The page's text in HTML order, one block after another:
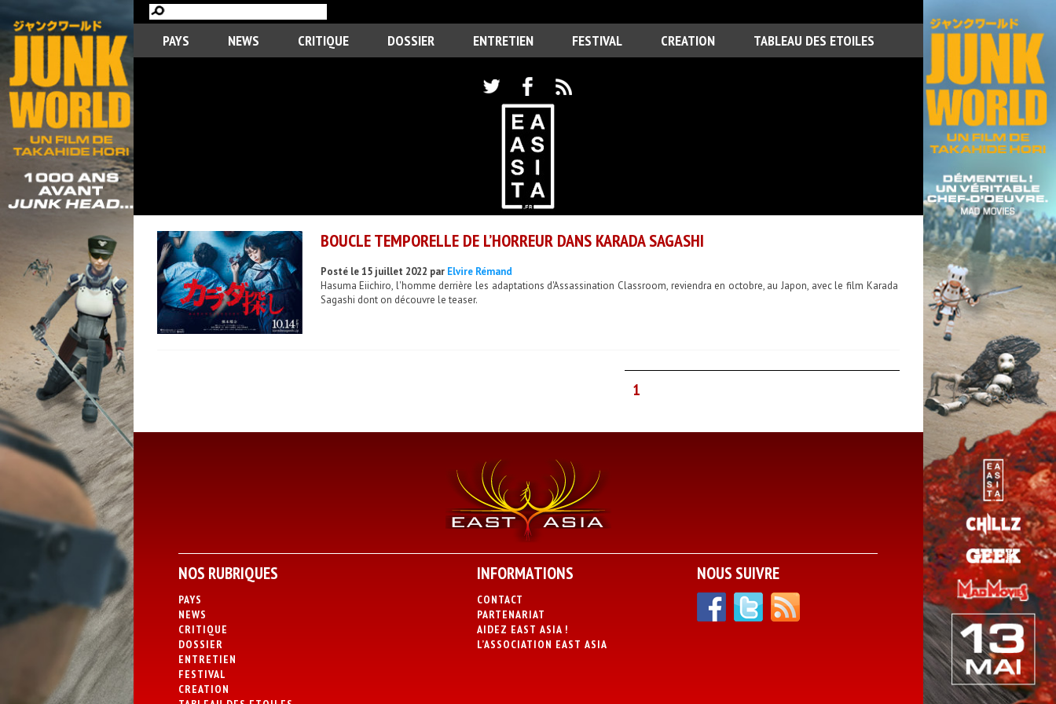
PAYS NEWS CRITIQUE DOSSIER ENTRETIEN FESTIVAL CREATION TABLEAU DES ETOILES
BOUCLE TEMPORELLE DE L’HORREUR DANS KARADA SAGASHI
Posté le 15 juillet 2022 par Elvire Rémand
Hasuma Eiichiro, l'homme derrière les adaptations d'Assassination Classroom, reviendra en octobre, au Japon, avec le film Karada
Sagashi dont on découvre le teaser.
1
NOS RUBRIQUES
PAYS
NEWS
CRITIQUE
DOSSIER
ENTRETIEN
FESTIVAL
CREATION
INFORMATIONS
CONTACT
PARTENARIAT
AIDEZ EAST ASIA !
L’ASSOCIATION EAST ASIA
NOUS SUIVRE